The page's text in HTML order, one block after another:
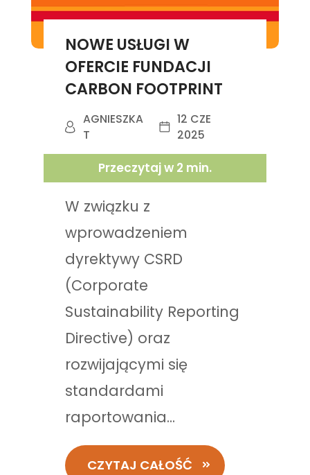
NOWE USŁUGI W
OFERCIE FUNDACJI
CARBON FOOTPRINT
AGNIESZKA
T
12 CZE
2025
Przeczytaj w 2 min.
W związku z
wprowadzeniem
dyrektywy CSRD
(Corporate
Sustainability Reporting
Directive) oraz
rozwijającymi się
standardami
raportowania...
CZYTAJ CAŁOŚĆ